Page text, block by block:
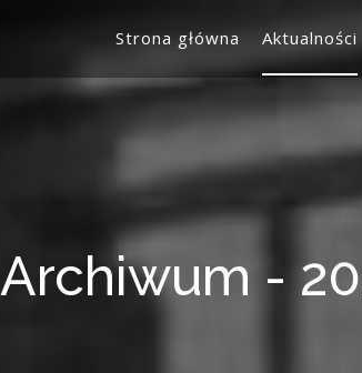
Strona główna Aktualności
Archiwum -